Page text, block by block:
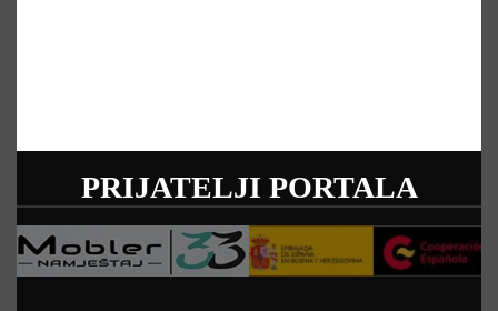
PRIJATELJI PORTALA